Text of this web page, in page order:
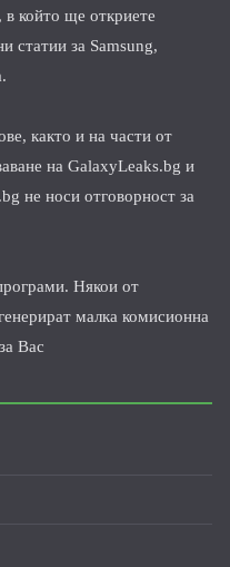
в който ще откриете
статии за Samsung,
както и на части от
на GalaxyLeaks.bg и
не носи отговорност за
Някои от
малка комисионна
Вас